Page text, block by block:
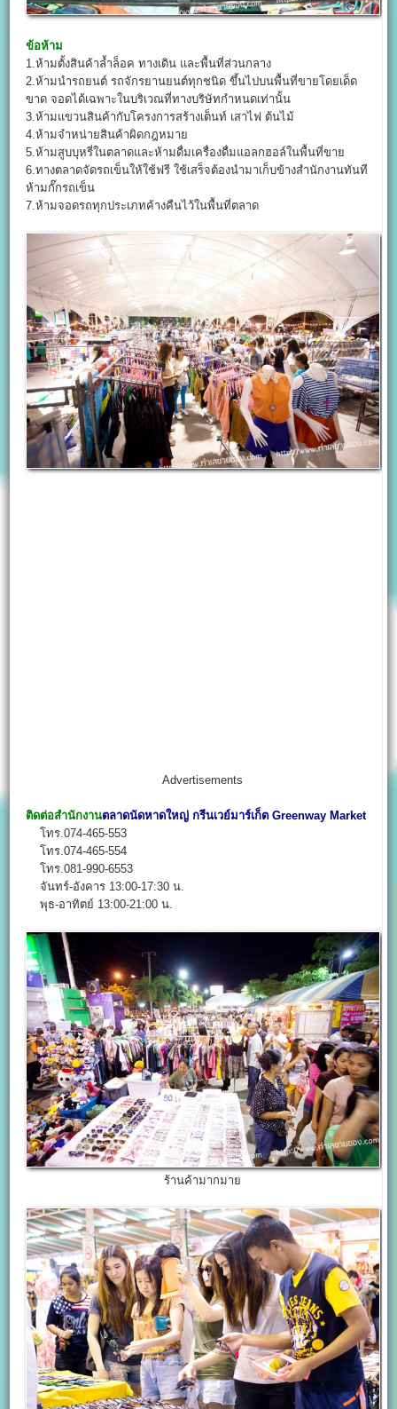
ข้อห้าม
1.ห้ามตั้งสินค้าล้ำล็อค ทางเดิน และพื้นที่ส่วนกลาง
2.ห้ามนำรถยนต์ รถจักรยานยนต์ทุกชนิด ขึ้นไปบนพื้นที่ขายโดยเด็ด
ขาด จอดได้เฉพาะในบริเวณที่ทางบริษัทกำหนดเท่านั้น
3.ห้ามแขวนสินค้ากับโครงการสร้างเต็นท์ เสาไฟ ต้นไม้
4.ห้ามจำหน่ายสินค้าผิดกฎหมาย
5.ห้ามสูบบุหรี่ในตลาดและห้ามดื่มเครื่องดื่มแอลกฮอล์ในพื้นที่ขาย
6.ทางตลาดจัดรถเข็นให้ใช้ฟรี ใช้เสร็จต้องนำมาเก็บข้างสำนักงานทันที
ห้ามกั๊กรถเข็น
7.ห้ามจอดรถทุกประเภทค้างคืนไว้ในพื้นที่ตลาด
Advertisements
ติดต่อสำนักงานตลาดนัดหาดใหญ่ กรีนเวย์มาร์เก็ต Greenway Market
โทร.074-465-553
โทร.074-465-554
โทร.081-990-6553
จันทร์-อังคาร 13:00-17:30 น.
พุธ-อาทิตย์ 13:00-21:00 น.
ร้านค้ามากมาย